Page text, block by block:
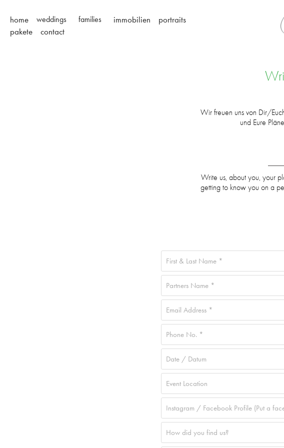
home weddings families immobilien
portraits
pakete
contact
Wir freuen uns von Dir/
und Eure
Write us, about you, your
getting to know you on a